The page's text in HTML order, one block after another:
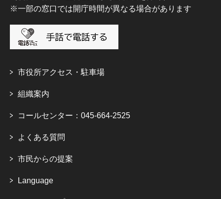
※一部の窓口では開庁時間が異なる場合があります
市役所アクセス・駐車場
組織案内
コールセンター：045-664-2525
よくある質問
市民からの提案
Language